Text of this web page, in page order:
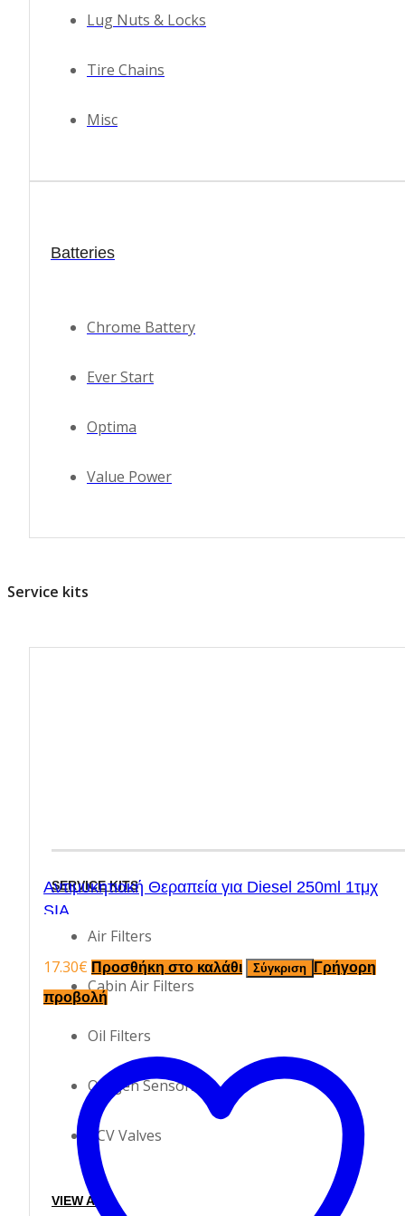
Lug Nuts & Locks
Tire Chains
Misc
Batteries
Chrome Battery
Ever Start
Optima
Value Power
Service kits
SERVICE KITS
Air Filters
Cabin Air Filters
Oil Filters
Oxygen Sensors
PCV Valves
VIEW ALL
Αντιμυκητιακή Θεραπεία για Diesel 250ml 1τμχ
SIA
17.30€ Προσθήκη στο καλάθι Σύγκριση
Γρήγορη
προβολή